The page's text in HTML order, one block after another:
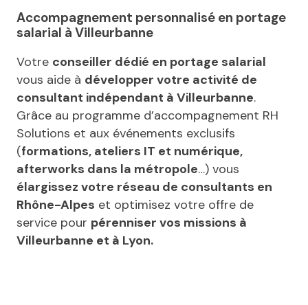
Accompagnement personnalisé en portage
salarial à Villeurbanne
Votre conseiller dédié en portage salarial
vous aide à développer votre activité de
consultant indépendant à Villeurbanne.
Grâce au programme d’accompagnement RH
Solutions et aux événements exclusifs
(formations, ateliers IT et numérique,
afterworks dans la métropole…) vous
élargissez votre réseau de consultants en
Rhône-Alpes et optimisez votre offre de
service pour pérenniser vos missions à
Villeurbanne et à Lyon.